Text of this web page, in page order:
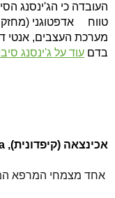
העובדה כי הג'ינסנג
טווח
אדפטוגני
מערכת העצבים, אנטי
בדם עוד על ג'ינסנג
אכינצאה (קיפדונית),
אחד מצמחי המרפא